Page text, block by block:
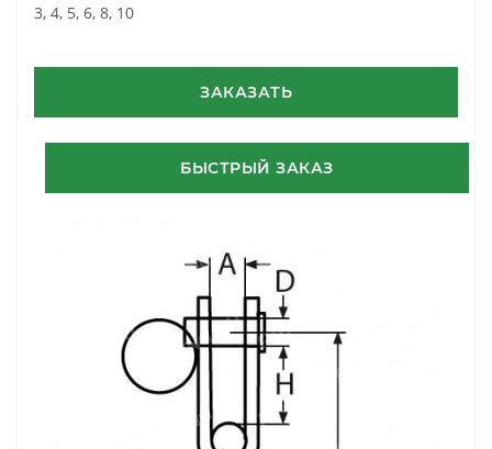
3, 4, 5, 6, 8, 10
ЗАКАЗАТЬ
БЫСТРЫЙ ЗАКАЗ